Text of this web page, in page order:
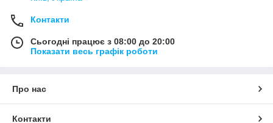
Контакти
Сьогодні працює з 08:00 до 20:00
Показати весь графік роботи
Про нас
Контакти